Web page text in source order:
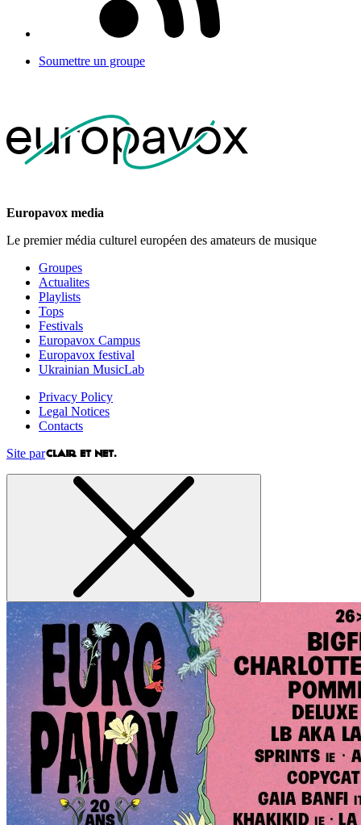
Soumettre un groupe
Europavox media
Le premier média culturel européen des amateurs de musique
Groupes
Actualites
Playlists
Tops
Festivals
Europavox Campus
Europavox festival
Ukrainian MusicLab
Privacy Policy
Legal Notices
Contacts
Site par